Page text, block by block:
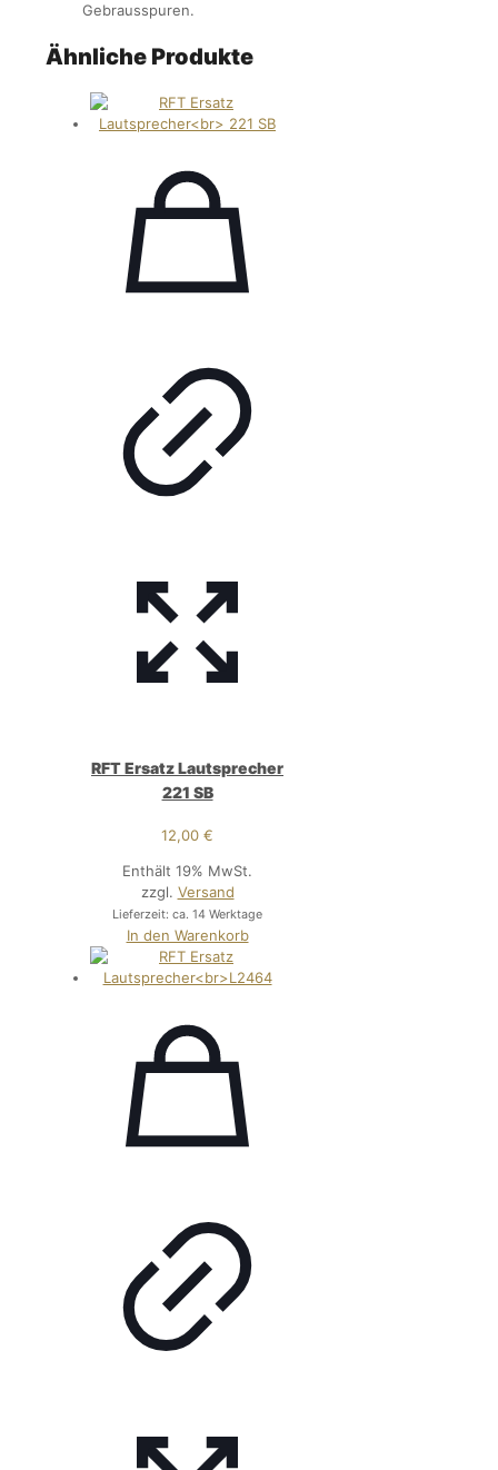
Gebrausspuren.
Ähnliche Produkte
RFT Ersatz Lautsprecher
221 SB
12,00€
Enthält 19% MwSt.
zzgl. Versand
Lieferzeit: ca. 14 Werktage
In den Warenkorb